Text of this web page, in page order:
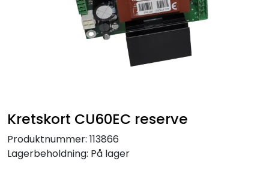
Kretskort CU60EC reserve
Produktnummer: 113866
Lagerbeholdning: På lager